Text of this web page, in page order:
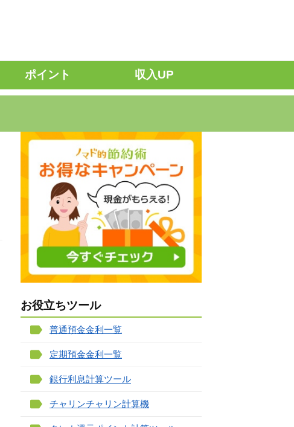
ポイント 収入UP
お役立ちツール
普通預金金利一覧
定期預金金利一覧
銀行利息計算ツール
チャリンチャリン計算機